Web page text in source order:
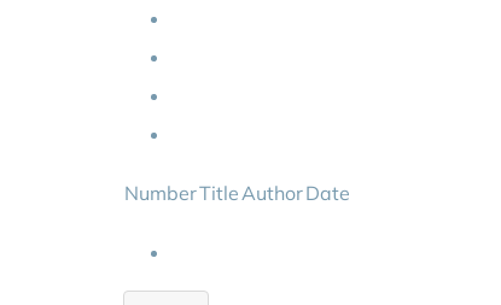
NumberTitleAuthorDate